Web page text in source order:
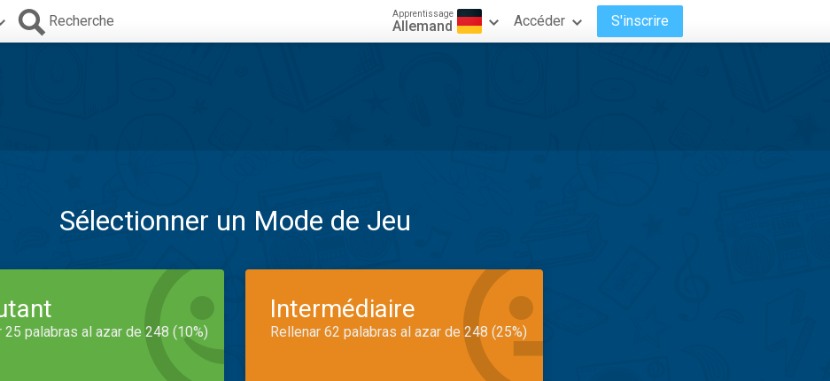
Recherche Apprentissage
Allemand Accéder S'inscrire
Sélectionner un Mode de Jeu
25 palabras al azar de 248 (10%)
Intermédiaire
Rellenar 62 palabras al azar de 248 (25%)